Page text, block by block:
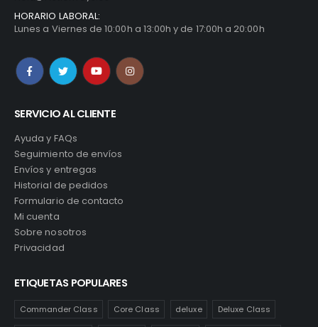
HORARIO LABORAL:
Lunes a Viernes de 10:00h a 13:00h y de 17:00h a 20:00h
SERVICIO AL CLIENTE
Ayuda y FAQs
Seguimiento de envíos
Envíos y entregas
Historial de pedidos
Formulario de contacto
Mi cuenta
Sobre nosotros
Privacidad
ETIQUETAS POPULARES
Commander Class Core Class deluxe Deluxe Class